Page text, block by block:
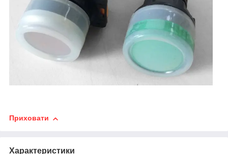
Приховати
Характеристики